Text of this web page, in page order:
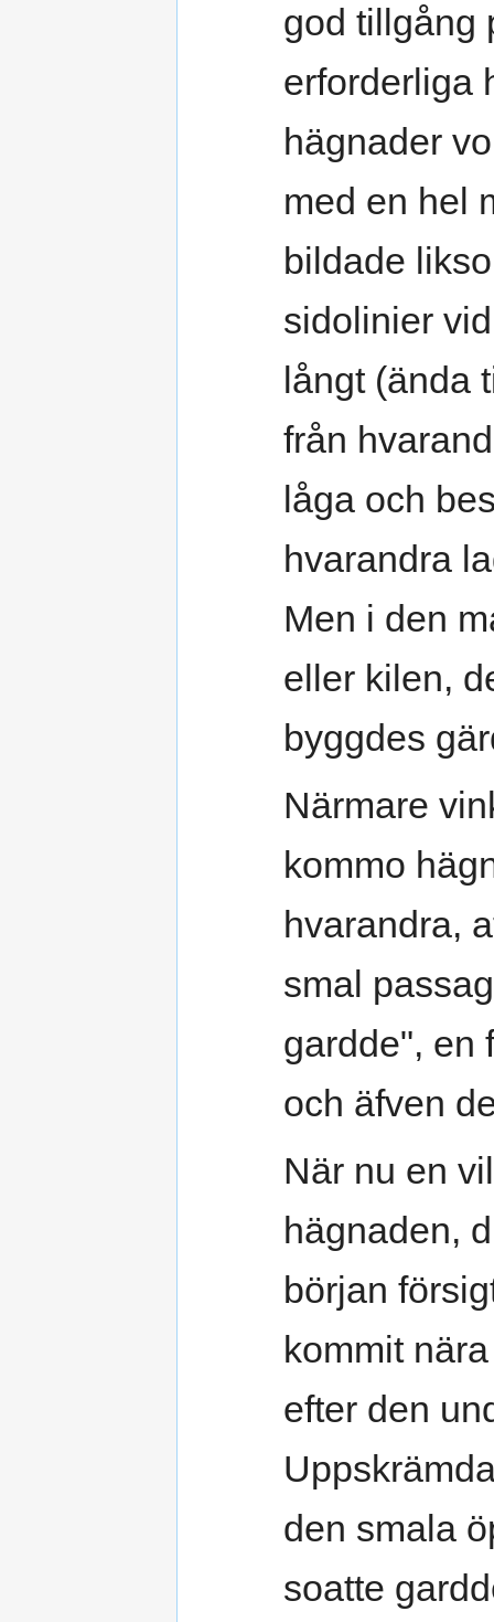
god tillgång
erforderliga
hägnader
med en hel
bildade
sidolinier
långt (ända
från
låga och
hvarandra
Men i den
eller kilen,
byggdes
Närmare
kommo
hvarandra,
smal
gardde", en
och äfven
När nu en
hägnaden,
början
kommit
efter den
den smala
soatte